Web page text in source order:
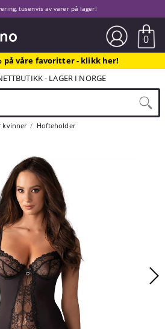
tusenvis av varer på lager!
0
på våre favoritter - klikk her!
- LAGER I NORGE
kvinner Hofteholder